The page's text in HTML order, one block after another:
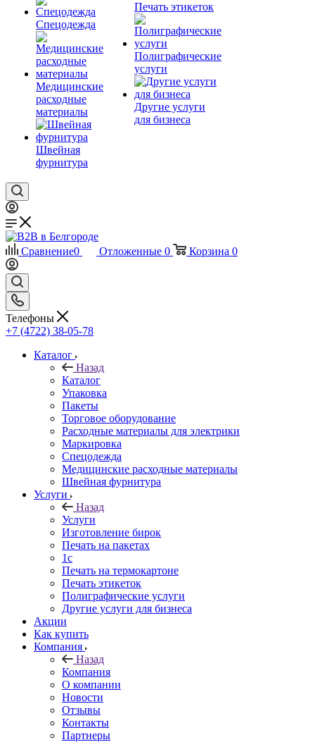
Спецодежда
Медицинские
расходные
материалы
Швейная
фурнитура
Печать этикеток
Полиграфические
услуги
Другие услуги
для бизнеса
Сравнение0 Отложенные 0 Корзина 0
Телефоны
+7 (4722) 38-05-78
Каталог
Назад
Каталог
Упаковка
Пакеты
Торговое оборудование
Расходные материалы для электрики
Маркировка
Спецодежда
Медицинские расходные материалы
Швейная фурнитура
Услуги
Назад
Услуги
Изготовление бирок
Печать на пакетах
1c
Печать на термокартоне
Печать этикеток
Полиграфические услуги
Другие услуги для бизнеса
Акции
Как купить
Компания
Назад
Компания
О компании
Новости
Отзывы
Контакты
Партнеры